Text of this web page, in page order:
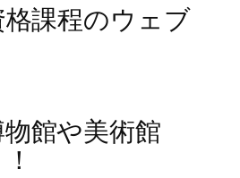
課程のウェブ
館や美術館